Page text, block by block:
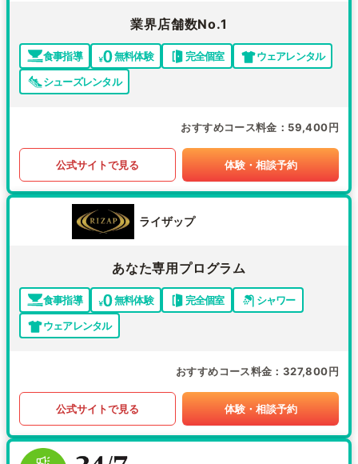
業界店舗数No.1
食事指導 無料体験 完全個室
ウェアレンタル
シューズレンタル
おすすめコース料金 59,400円
公式サイトで見る 体験・相談予約
ライザップ
あなた専用プログラム
食事指導 無料体験 完全個室
シャワー
ウェアレンタル
おすすめコース料金 327,800円
公式サイトで見る 体験・相談予約